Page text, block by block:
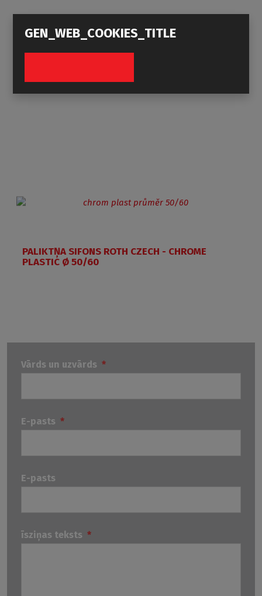
PALIKTŅA SIFONS - STAINLESS GRID Ø 50/60
PALIKTŅA SIFONS ROTH CZECH - CHROME
PLASTIC Ø 50/60
Vārds un uzvārds *
E-pasts *
E-pasts
īsziņas teksts *
GEN_WEB_COOKIES_TITLE